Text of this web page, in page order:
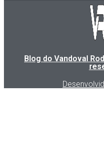
Blog do Vandoval